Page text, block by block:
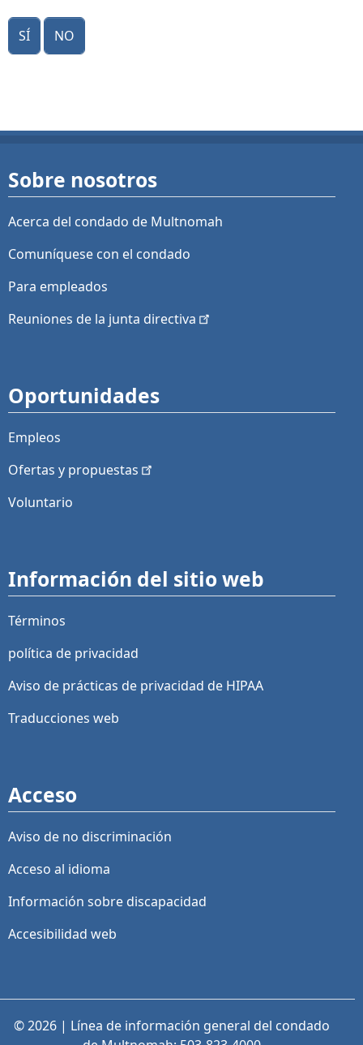
Sí No
Sobre nosotros
Acerca del condado de Multnomah
Comuníquese con el condado
Para empleados
Reuniones de la junta directiva
Oportunidades
Empleos
Ofertas y propuestas
Voluntario
Información del sitio web
Términos
política de privacidad
Aviso de prácticas de privacidad de HIPAA
Traducciones web
Acceso
Aviso de no discriminación
Acceso al idioma
Información sobre discapacidad
Accesibilidad web
© 2026 | Línea de información general del condado